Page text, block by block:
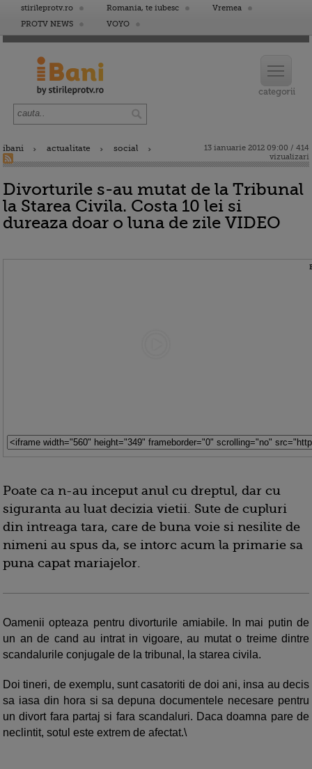
stirileprotv.ro Romania, te iubesc
Vremea
PROTV NEWS
VOYO
ibani actualitate social
13 ianuarie 2012 09:00 / 414
vizualizari
Divorturile s-au mutat de la Tribunal
la Starea Civila. Costa 10 lei si
dureaza doar o luna de zile VIDEO
Poate ca n-au inceput anul cu dreptul, dar cu
siguranta au luat decizia vietii. Sute de cupluri
din intreaga tara, care de buna voie si nesilite de
nimeni au spus da, se intorc acum la primarie sa
puna capat mariajelor.
Oamenii opteaza pentru divorturile amiabile. In mai putin de
un an de cand au intrat in vigoare, au mutat o treime dintre
scandalurile conjugale de la tribunal, la starea civila.
Doi tineri, de exemplu, sunt casatoriti de doi ani, insa au decis
sa iasa din hora si sa depuna documentele necesare pentru
un divort fara partaj si fara scandaluri. Daca doamna pare de
neclintit, sotul este extrem de afectat.\